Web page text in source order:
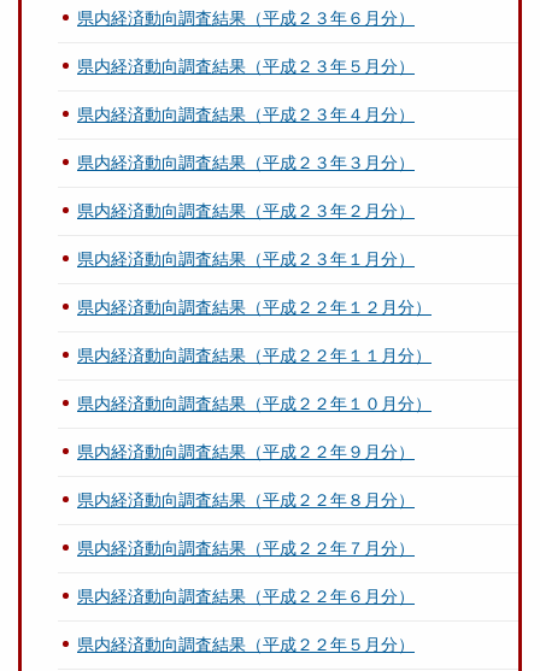
県内経済動向調査結果（平成２３年６月分）
県内経済動向調査結果（平成２３年５月分）
県内経済動向調査結果（平成２３年４月分）
県内経済動向調査結果（平成２３年３月分）
県内経済動向調査結果（平成２３年２月分）
県内経済動向調査結果（平成２３年１月分）
県内経済動向調査結果（平成２２年１２月分）
県内経済動向調査結果（平成２２年１１月分）
県内経済動向調査結果（平成２２年１０月分）
県内経済動向調査結果（平成２２年９月分）
県内経済動向調査結果（平成２２年８月分）
県内経済動向調査結果（平成２２年７月分）
県内経済動向調査結果（平成２２年６月分）
県内経済動向調査結果（平成２２年５月分）